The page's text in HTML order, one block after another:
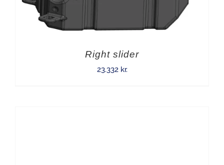
Right slider
23.332 kr.